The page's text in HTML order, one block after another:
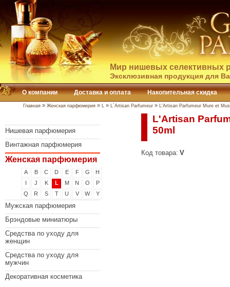
Мир нишевых селективных
Эксклюзивная продукция для
О компании Доставка и оплата Накопительная скидка
Главная » Женская парфюмерия » L » L`Artisan Parfumeur » L'Artisan Parfumeur Mure et
Нишевая парфюмерия
Винтажная парфюмерия
Женская парфюмерия
A B C D E F G
H
I
J K L M N O
P
Q
R S T U V W Y
Мужская парфюмерия
Брэндовые миниатюры
Средства по уходу для
женщин
Средства по уходу для
мужчин
Декоративная косметика
L'Artisan
50ml
Код товара: V